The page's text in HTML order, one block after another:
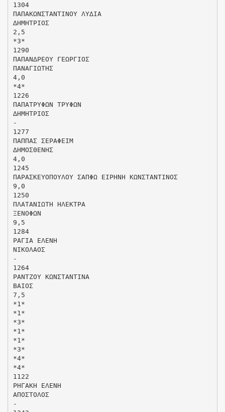
1304
ΠΑΠΑΚΩΝΣΤΑΝΤΙΝΟΥ ΛΥ∆ΙΑ
∆ΗΜΗΤΡΙΟΣ
2,5
*3*
1290
ΠΑΠΑΝ∆ΡΕΟΥ ΓΕΩΡΓΙΟΣ
ΠΑΝΑΓΙΩΤΗΣ
4,0
*4*
1226
ΠΑΠΑΤΡΥΦΩΝ ΤΡΥΦΩΝ
∆ΗΜΗΤΡΙΟΣ
-
1277
ΠΑΠΠΑΣ ΣΕΡΑΦΕΙΜ
∆ΗΜΟΣΘΕΝΗΣ
4,0
1245
ΠΑΡΑΣΚΕΥΟΠΟΥΛΟΥ ΣΑΠΦΩ ΕΙΡΗΝΗ ΚΩΝΣΤΑΝΤΙΝΟΣ
9,0
1250
ΠΛΑΤΑΝΙΩΤΗ ΗΛΕΚΤΡΑ
ΞΕΝΟΦΩΝ
9,5
1284
ΡΑΓΙΑ ΕΛΕΝΗ
ΝΙΚΟΛΑΟΣ
-
1264
ΡΑΝΤΖΟΥ ΚΩΝΣΤΑΝΤΙΝΑ
ΒΑΙΟΣ
7,5
*1*
*1*
*3*
*1*
*1*
*3*
*4*
*4*
1122
ΡΗΓΑΚΗ ΕΛΕΝΗ
ΑΠΟΣΤΟΛΟΣ
-